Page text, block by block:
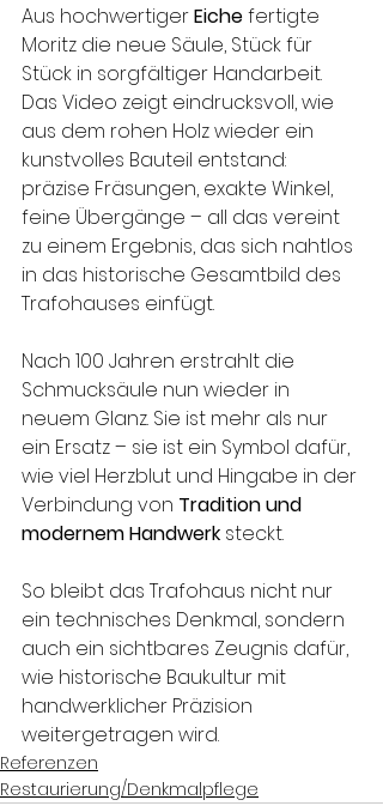
Aus hochwertiger Eiche fertigte
Moritz die neue Säule, Stück für
Stück in sorgfältiger Handarbeit.
Das Video zeigt eindrucksvoll, wie
aus dem rohen Holz wieder ein
kunstvolles Bauteil entstand:
präzise Fräsungen, exakte Winkel,
feine Übergänge – all das vereint
zu einem Ergebnis, das sich nahtlos
in das historische Gesamtbild des
Trafohauses einfügt.
Nach 100 Jahren erstrahlt die
Schmucksäule nun wieder in
neuem Glanz. Sie ist mehr als nur
ein Ersatz – sie ist ein Symbol dafür,
wie viel Herzblut und Hingabe in der
Verbindung von Tradition und
modernem Handwerk steckt.
So bleibt das Trafohaus nicht nur
ein technisches Denkmal, sondern
auch ein sichtbares Zeugnis dafür,
wie historische Baukultur mit
handwerklicher Präzision
weitergetragen wird.
Referenzen
Restaurierung/Denkmalpflege